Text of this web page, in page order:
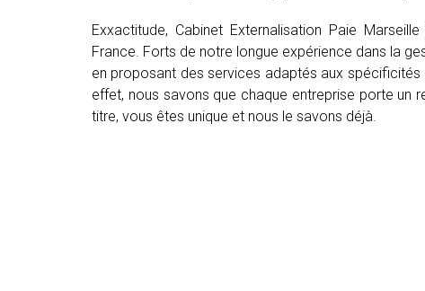
Exxactitude, Cabinet Externalisation Paie
France. Forts de notre longue expérience dans la
en proposant des services adaptés aux
effet, nous savons que chaque entreprise porte un
titre, vous êtes unique et nous le savons déjà.